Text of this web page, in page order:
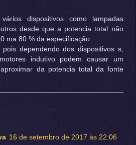
dispositivos como lampadas
desde que a potencia total não
ma 80 % da especificação.
dependendo dos dispositivos s,
indutivo podem causar um
da potencia total da fonte
16 de setembro de 2017 às 22:06